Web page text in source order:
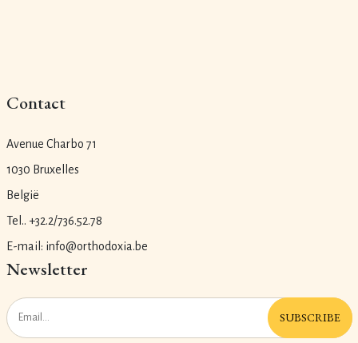
Contact
Avenue Charbo 71
1030 Bruxelles
België
Tel.. +32.2/736.52.78
E-mail: info@orthodoxia.be
Newsletter
SUBSCRIBE